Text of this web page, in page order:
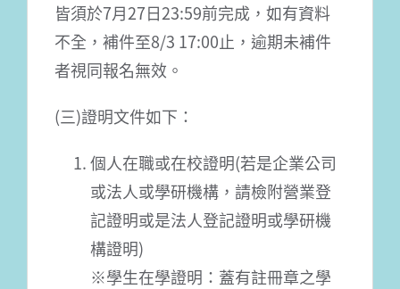
皆須於7月27日23:59前完成，如有資料
不全，補件至8/3 17:00止，逾期未補件
者視同報名無效。
(三)證明文件如下：
個人在職或在校證明(若是企業公司
或法人或學研機構，請檢附營業登
記證明或是法人登記證明或學研機
構證明)
※學生在學證明：蓋有註冊章之學